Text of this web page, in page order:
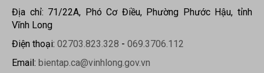
Địa chỉ: 71/22A, Phó Cơ Điều, Phường Phước Hậu, tỉnh
Vĩnh Long
Điện thoại: 02703.823.328 - 069.3706.112
Email: bientap.ca@vinhlong.gov.vn